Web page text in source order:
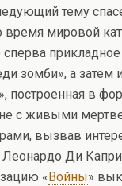
тему
время мировой
зомби», а затем
», построенная в
с живыми
вызвав
Ди
«Войны»